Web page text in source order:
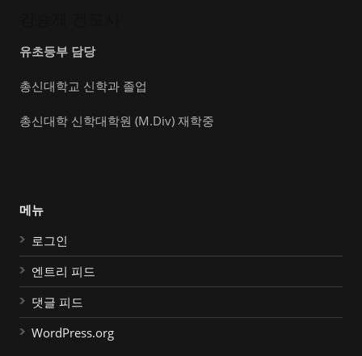
유초등부 담당
총신대학교 신학과 졸업
총신대학 신학대학원 (M.Div) 재학중
메뉴
로그인
엔트리 피드
댓글 피드
WordPress.org